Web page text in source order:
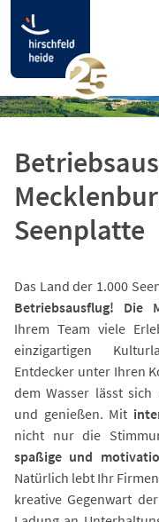
Seenplatte
Das Land der 1.000
Betriebsausflug! Die
Ihrem Team viele
einzigartigen
Entdecker unter Ihren
dem Wasser lässt
und genießen. Mit
nicht nur die
spaßige und
Natürlich lebt Ihr
kreative Gegenwart